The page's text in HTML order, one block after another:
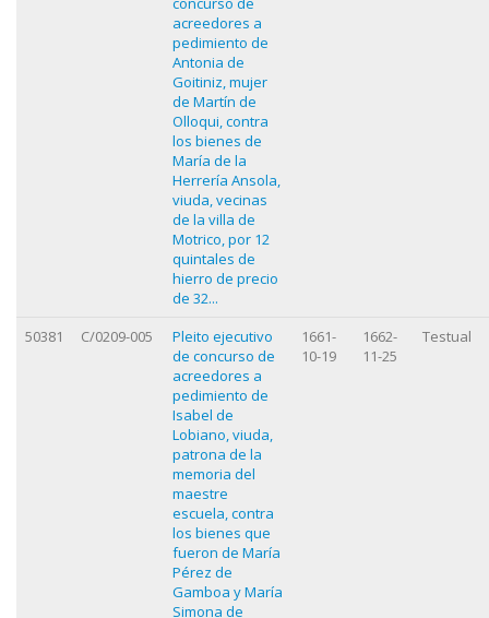
acreedores a
pedimiento de
Antonia de
Goitiniz, mujer
de Martín de
Olloqui, contra
los bienes de
María de la
Herrería Ansola,
viuda, vecinas
de la villa de
Motrico, por 12
quintales de
hierro de precio
de 32...
50381 C/0209-005
Pleito ejecutivo
de concurso de
acreedores a
pedimiento de
Isabel de
Lobiano, viuda,
patrona de la
memoria del
maestre
escuela, contra
los bienes que
fueron de María
Pérez de
Gamboa y María
Simona de
1661-
10-19
1662-
11-25
Testual